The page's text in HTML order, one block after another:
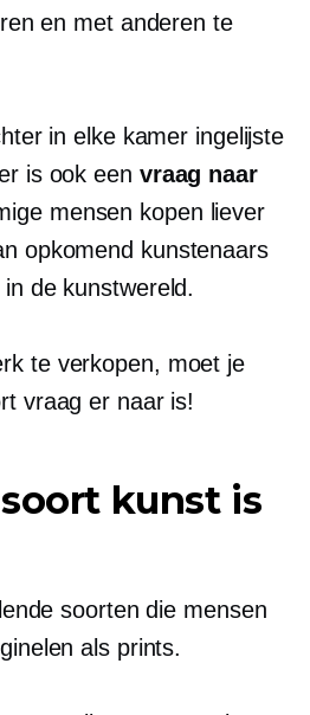
en met anderen te
in elke kamer ingelijste
is ook een vraag naar
mensen kopen liever
opkomend kunstenaars
de kunstwereld.
te verkopen, moet je
vraag er naar is!
kunst is
soorten die mensen
als prints.